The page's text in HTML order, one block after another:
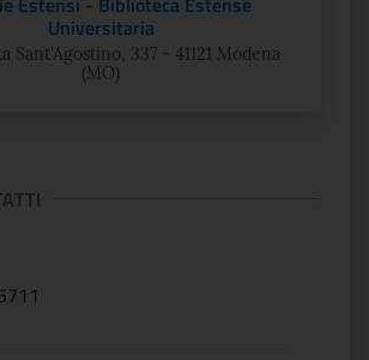
Universitaria
Sant'Agostino, 337 - 41121 Modena
(MO)